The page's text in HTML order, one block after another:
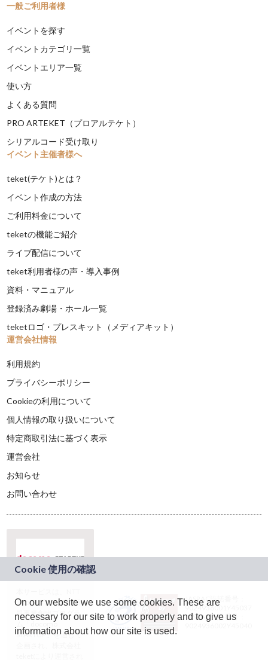
一般ご利用者様
イベントを探す
イベントカテゴリ一覧
イベントエリア一覧
使い方
よくある質問
PRO ARTEKET（プロアルテケト）
シリアルコード受け取り
イベント主催者様へ
teket(テケト)とは？
イベント作成の方法
ご利用料金について
teketの機能ご紹介
ライブ配信について
teket利用者様の声・導入事例
資料・マニュアル
登録済み劇場・ホール一覧
teketロゴ・プレスキット（メディアキット）
運営会社情報
利用規約
プライバシーポリシー
Cookieの利用について
個人情報の取り扱いについて
特定商取引法に基づく表示
運営会社
お知らせ
お問い合わせ
ドコモグループの新
規事業創出プログラ
ム「docomo
STARTUP」を通じて
JASRAC許諾番号：
9024936001Y45037
JASRAC許諾番号：
On our website we use some cookies. These are
necessary for our site to work properly and to give us
information about how our site is used.